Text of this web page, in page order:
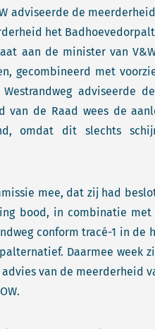
adviseerde de
het
aan de minister van
gecombineerd met
adviseerde
van de Raad wees de
omdat dit slechts
mee, dat zij had
bood, in combinatie met
conform tracé-1 in de
Daarmee week
van de meerderheid